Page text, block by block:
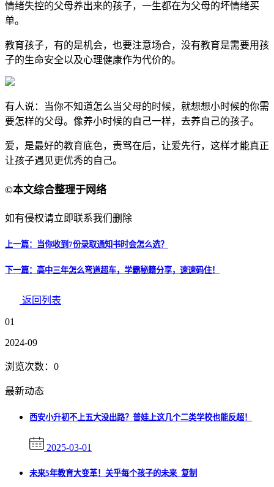
情绪失控的父母养出来的孩子，一生都在为父母的坏情绪买
单。
教育孩子，有的是机会，也要注意场合，没有教育是需要用孩
子的生命安全以及心理健康作为代价的。
有人说：当你不知道怎么当父母的时候，就想想小时候的你需
要怎样的父母。像养小时候的自己一样，去养自己的孩子。
爱，是最好的教育底色，责骂在后，让爱先行，这样才能真正
让孩子遇见更优秀的自己。
©本文综合整理于网络
如有侵权请立即联系我们删除
上一篇：当你收到7份录取通知书时会怎么选？
下一篇：高中三年怎么弯道超车，学霸秘籍分享，速速码住！
返回列表
01
2024-09
浏览次数： 0
最新动态
西安小升初不上五大没出路？普娃上这几个二类学校也能反超！
2025-03-01
未来5年教育大变革！关乎每个孩子的未来_复制